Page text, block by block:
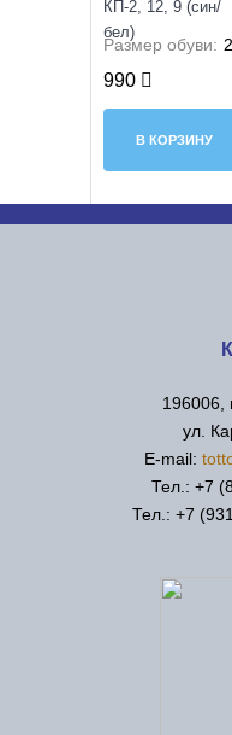
КП-2, 12, 9 (син/
бел)
Размер обуви:
990
В КОРЗИНУ
196006,
ул.
Е-mail:
Тел.: +7
Тел.: +7